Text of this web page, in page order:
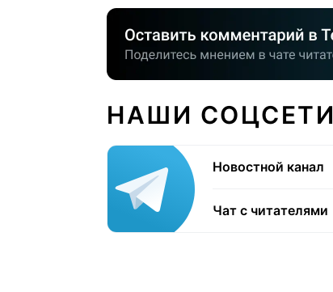
НАШИ СОЦСЕТИ
Новостной канал
Чат с читателями